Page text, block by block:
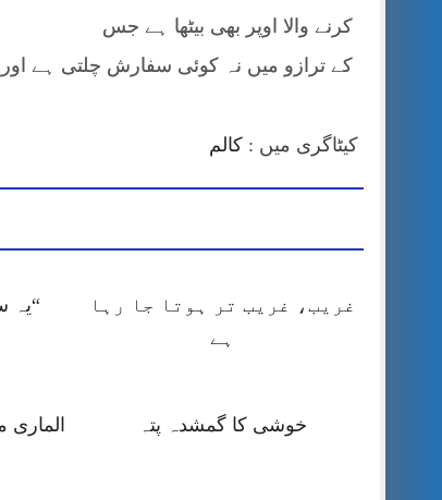
کرنے والا اوپر بھی بیٹھا ہے جس
کے ترازو میں نہ کوئی سفارش چلتی ہے
کیٹاگری میں : کالم
غریب، غریب تر ہوتا جا رہا
ہے
“یہ
خوشی کا گمشدہ پتہ